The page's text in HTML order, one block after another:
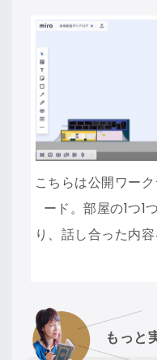
こちらは公開ワー
ード。部屋の1つ1
り、話し合った内
もっと